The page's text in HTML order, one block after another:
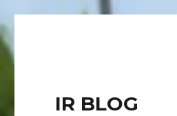
IR BLOG